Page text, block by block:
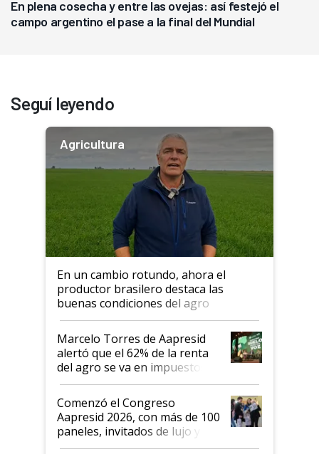
En plena cosecha y entre las ovejas: así festejó el
campo argentino el pase a la final del Mundial
Seguí leyendo
Agricultura
En un cambio rotundo, ahora el
productor brasilero destaca las
buenas condiciones del agro
argentino para invertir: "Los veo
más motivados"
Marcelo Torres de Aapresid
alertó que el 62% de la renta
del agro se va en impuestos:
"No es bueno que en
Argentina se sigan discutiendo
las mismas cosas de hace 50
años"
Comenzó el Congreso
Aapresid 2026, con más de 100
paneles, invitados de lujo y
todas las tendencias